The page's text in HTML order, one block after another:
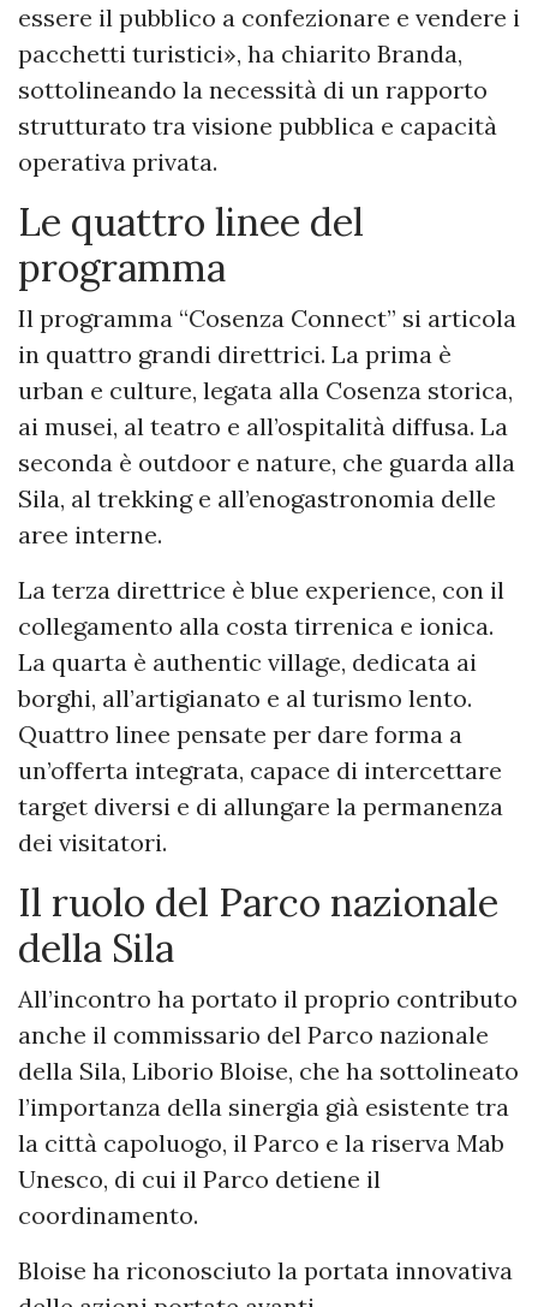
essere il pubblico a confezionare e vendere i
pacchetti turistici», ha chiarito Branda,
sottolineando la necessità di un rapporto
strutturato tra visione pubblica e capacità
operativa privata.
Le quattro linee del
programma
Il programma “Cosenza Connect” si articola
in quattro grandi direttrici. La prima è
urban e culture, legata alla Cosenza storica,
ai musei, al teatro e all’ospitalità diffusa. La
seconda è outdoor e nature, che guarda alla
Sila, al trekking e all’enogastronomia delle
aree interne.
La terza direttrice è blue experience, con il
collegamento alla costa tirrenica e ionica.
La quarta è authentic village, dedicata ai
borghi, all’artigianato e al turismo lento.
Quattro linee pensate per dare forma a
un’offerta integrata, capace di intercettare
target diversi e di allungare la permanenza
dei visitatori.
Il ruolo del Parco nazionale
della Sila
All’incontro ha portato il proprio contributo
anche il commissario del Parco nazionale
della Sila, Liborio Bloise, che ha sottolineato
l’importanza della sinergia già esistente tra
la città capoluogo, il Parco e la riserva Mab
Unesco, di cui il Parco detiene il
coordinamento.
Bloise ha riconosciuto la portata innovativa